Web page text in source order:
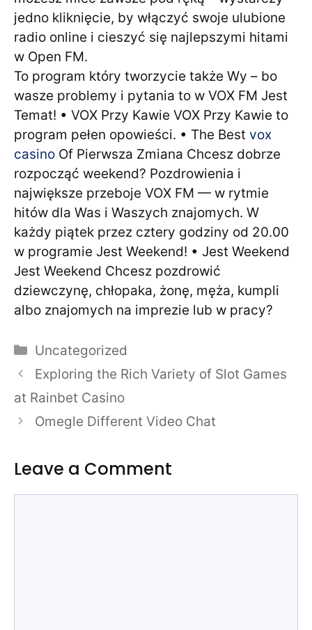
jedno kliknięcie, by włączyć swoje ulubione
radio online i cieszyć się najlepszymi hitami
w Open FM.
To program który tworzycie także Wy – bo
wasze problemy i pytania to w VOX FM Jest
Temat! • VOX Przy Kawie VOX Przy Kawie to
program pełen opowieści. • The Best vox
casino Of Pierwsza Zmiana Chcesz dobrze
rozpocząć weekend? Pozdrowienia i
największe przeboje VOX FM — w rytmie
hitów dla Was i Waszych znajomych. W
każdy piątek przez cztery godziny od 20.00
w programie Jest Weekend! • Jest Weekend
Jest Weekend Chcesz pozdrowić
dziewczynę, chłopaka, żonę, męża, kumpli
albo znajomych na imprezie lub w pracy?
Categories
Uncategorized
Exploring the Rich Variety of Slot Games
at Rainbet Casino
Omegle Different Video Chat
Leave a Comment